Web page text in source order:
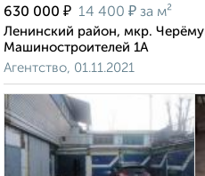
630 000 ₽ 14 400 ₽ за м²
Ленинский район, мкр.
Машиностроителей 1А
Агентство, 01.11.2021